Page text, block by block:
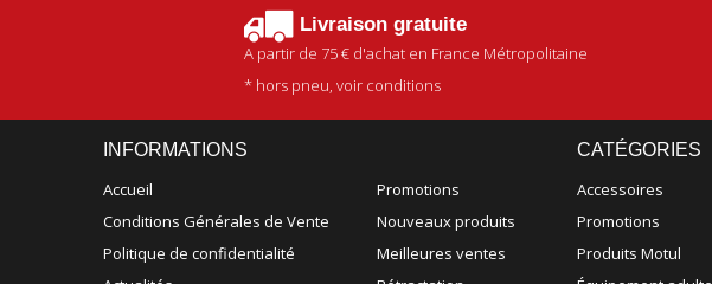
Livraison gratuite
A partir de 75 €d'achat en France Métropolitaine
* hors pneu, voir conditions
INFORMATIONS
Accueil
Conditions Générales de Vente
Politique de confidentialité
Promotions
Nouveaux produits
Meilleures ventes
CATÉGORIES
Accessoires
Promotions
Produits Motul